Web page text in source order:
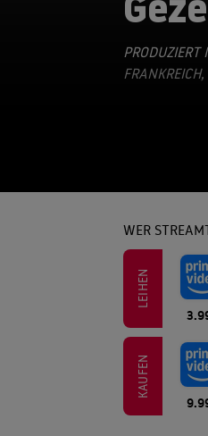
PRODUZIERT
WER
LEIHEN
KAUFEN